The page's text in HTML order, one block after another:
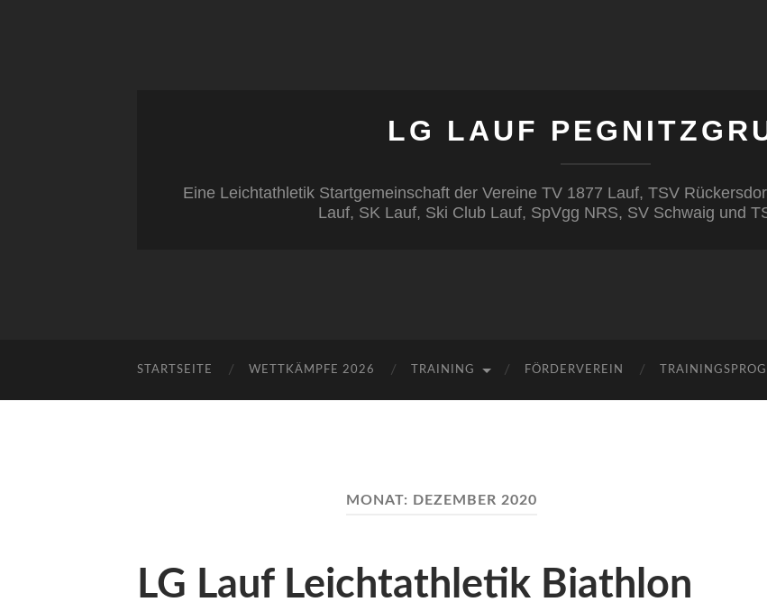
LG LAUF
Eine Leichtathletik Startgemeinschaft der Vereine TV 1877 Lauf, TSV
Lauf, SK Lauf, Ski Club Lauf, SpVgg NRS, SV Schwaig und
STARTSEITE WETTKÄMPFE 2026 TRAINING FÖRDERVEREIN
MONAT: DEZEMBER 2020
LG Lauf Leichtathletik Biathlon